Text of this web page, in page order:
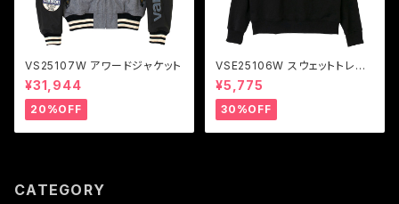
VS25107W アワードジャケット
¥31,944
20%OFF
VSE25106W スウェットトレー
ナー
¥5,775
30%OFF
CATEGORY